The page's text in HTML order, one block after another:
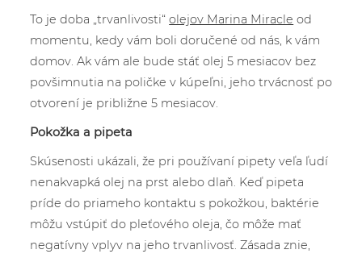
To je doba „trvanlivosti“olejov Marina Miracle od
momentu, kedy vám boli doručené od nás, k vám
domov. Ak vám ale bude stáť olej 5 mesiacov bez
povšimnutia na poličke v kúpeľni, jeho trvácnosť po
otvorení je približne 5 mesiacov.
Pokožka a pipeta
Skúsenosti ukázali, že pri používaní pipety veľa ľudí
nenakvapká olej na prst alebo dlaň. Keď pipeta
príde do priameho kontaktu s pokožkou, baktérie
môžu vstúpiť do pleťového oleja, čo môže mať
negatívny vplyv na jeho trvanlivosť. Zásada znie,